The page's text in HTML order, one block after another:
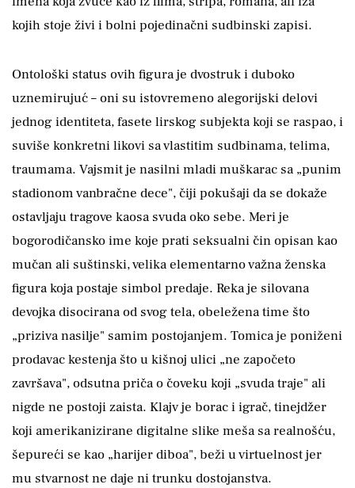
kojih stoje živi i bolni pojedinačni sudbinski zapisi.
Ontološki status ovih figura je dvostruk i duboko
uznemirujuć – oni su istovremeno alegorijski delovi
jednog identiteta, fasete lirskog subjekta koji se raspao, i
suviše konkretni likovi sa vlastitim sudbinama, telima,
traumama. Vajsmit je nasilni mladi muškarac sa „punim
stadionom vanbračne dece", čiji pokušaji da se dokaže
ostavljaju tragove kaosa svuda oko sebe. Meri je
bogorodičansko ime koje prati seksualni čin opisan kao
mučan ali suštinski, velika elementarno važna ženska
figura koja postaje simbol predaje. Reka je silovana
devojka disocirana od svog tela, obeležena time što
„priziva nasilje" samim postojanjem. Tomica je poniženi
prodavac kestenja što u kišnoj ulici „ne započeto
završava", odsutna priča o čoveku koji „svuda traje" ali
nigde ne postoji zaista. Klajv je borac i igrač, tinejdžer
koji amerikanizirane digitalne slike meša sa realnošću,
šepureći se kao „harijer diboa", beži u virtuelnost jer
mu stvarnost ne daje ni trunku dostojanstva.